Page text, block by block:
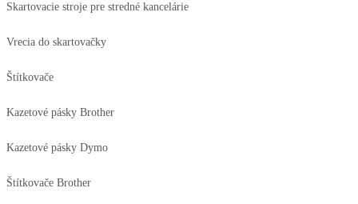
Skartovacie stroje pre stredné kancelárie
Vrecia do skartovačky
Štítkovače
Kazetové pásky Brother
Kazetové pásky Dymo
Štítkovače Brother